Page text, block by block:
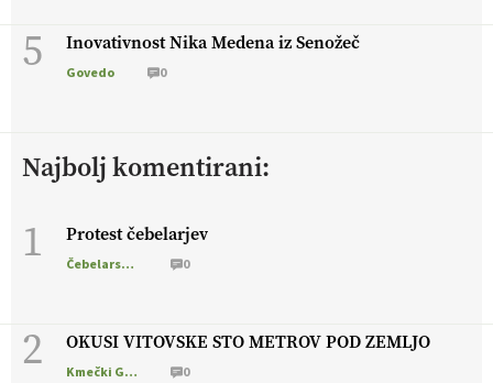
5 Inovativnost Nika Medena iz Senožeč
Govedo 0
Najbolj komentirani:
1 Protest čebelarjev
Čebelarstvo 0
2 OKUSI VITOVSKE STO METROV POD ZEMLJO
Kmečki Glas 0